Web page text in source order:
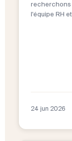
recherchons
l'équipe RH
24 jun 2026